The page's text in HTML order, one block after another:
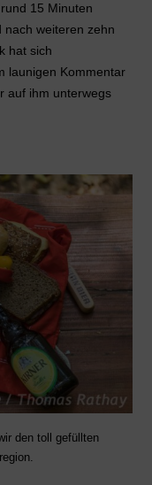
15 Minuten
nach weiteren zehn
hat sich
launigen Kommentar
auf ihm unterwegs
den toll gefüllten